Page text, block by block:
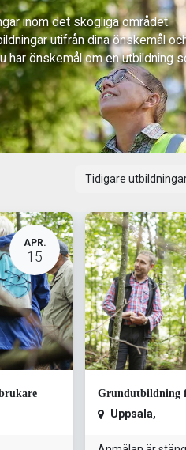
inom det skogliga området.
utifrån dina önskemål
har önskemål om en utbildning
Tidigare
APR.
15
Grundutbildning
Uppsala,